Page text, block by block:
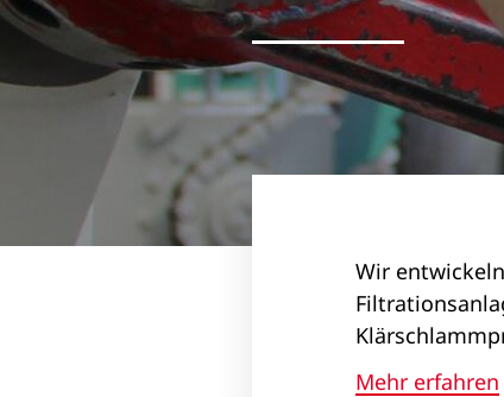
Wir
Mehr erfahren